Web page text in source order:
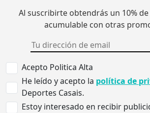
Al suscribirte obtendrás un 10%
acumulable con otras
Acepto Politica Alta
He leído y acepto la política de
Deportes Casais.
Estoy interesado en recibir